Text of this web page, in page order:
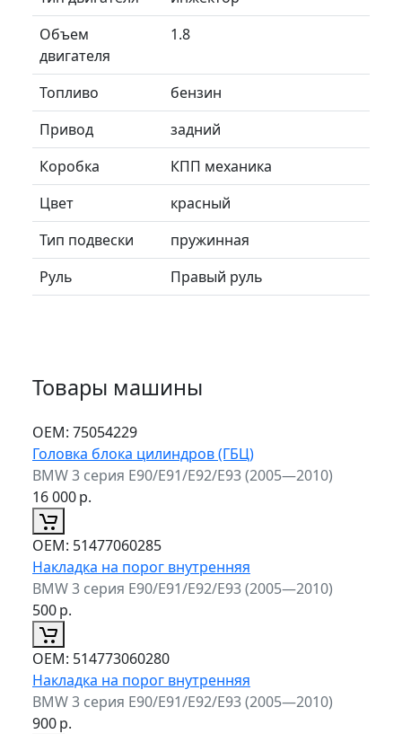
Объем
двигателя
1.8
Топливо
бензин
Привод
задний
Коробка
КПП механика
Цвет
красный
Тип подвески
пружинная
Руль
Правый руль
Товары машины
ОЕМ: 75054229
Головка блока цилиндров (ГБЦ)
BMW 3 серия E90/E91/E92/E93 (2005—2010)
16 000р.
ОЕМ: 51477060285
Накладка на порог внутренняя
BMW 3 серия E90/E91/E92/E93 (2005—2010)
500р.
ОЕМ: 514773060280
Накладка на порог внутренняя
BMW 3 серия E90/E91/E92/E93 (2005—2010)
900р.